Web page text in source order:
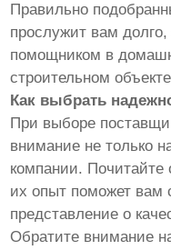
Правильно
прослужит вам
помощником в
строительном
Как выбрать
При выборе
внимание не только
компании. Почитайте
их опыт поможет вам
представление о
Обратите внимание